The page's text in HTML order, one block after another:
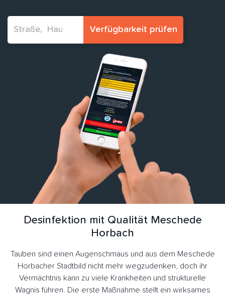
Verfügbarkeit prüfen
Desinfektion mit Qualität Meschede
Horbach
Tauben sind einen Augenschmaus und aus dem Meschede
Horbacher Stadtbild nicht mehr wegzudenken, doch ihr
Vermächtnis kann zu viele Krankheiten und strukturelle
Wagnis führen. Die erste Maßnahme stellt ein wirksames